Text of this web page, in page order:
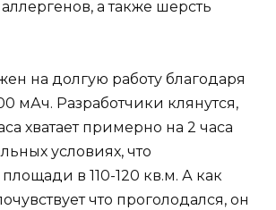
а также шерсть
на долгую работу благодаря
мАч. Разработчики клянутся,
хватает примерно на 2 часа
условиях, что
в 110-120 кв.м. А как
что проголодался, он